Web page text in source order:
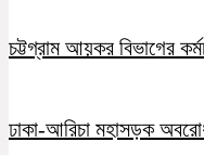
চট্টগ্রাম আয়কর বিভাগের
ঢাকা-আরিচা মহাসড়ক